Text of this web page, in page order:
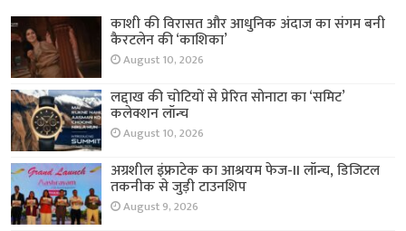
काशी की विरासत और आधुनिक अंदाज का संगम बनी
कैरटलेन की ‘काशिका’
August 10, 2026
लद्दाख की चोटियों से प्रेरित सोनाटा का ‘समिट’
कलेक्शन लॉन्च
August 10, 2026
अग्रशील इंफ्राटेक का आश्रयम फेज-II लॉन्च, डिजिटल
तकनीक से जुड़ी टाउनशिप
August 9, 2026